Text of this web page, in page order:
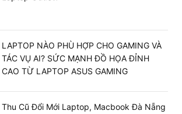
LAPTOP NÀO PHÙ HỢP CHO GAMING VÀ
TÁC VỤ AI? SỨC MẠNH ĐỒ HỌA ĐỈNH
CAO TỪ LAPTOP ASUS GAMING
Thu Cũ Đổi Mới Laptop, Macbook Đà Nẵng